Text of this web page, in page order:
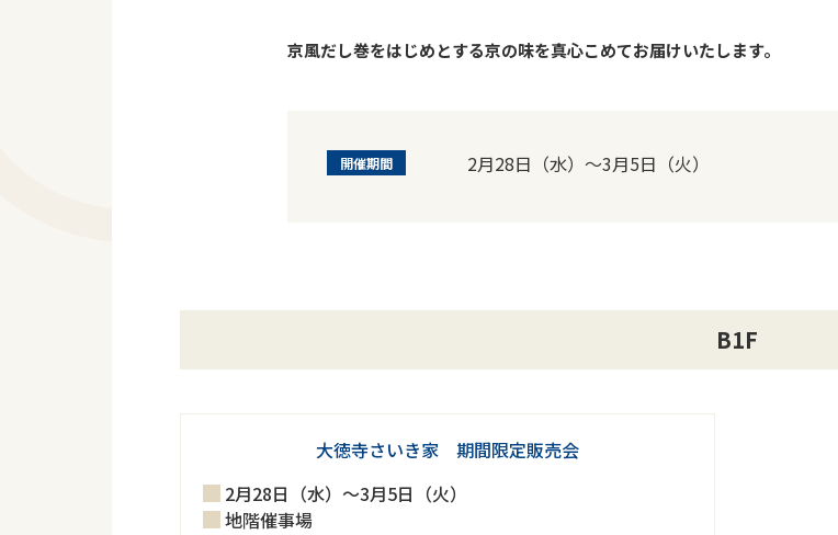
京風だし巻をはじめとする京の味を真心こめてお届けいたします。
開催期間 2月28日（水）～3月5日（火）
B1F
大徳寺さいき家 期間限定販売会
2月28日（水）～3月5日（火）
地階催事場